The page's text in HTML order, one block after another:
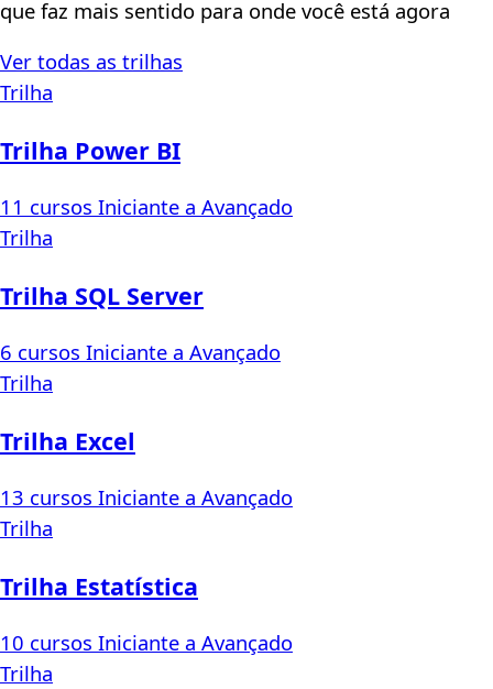
que faz mais sentido para onde você está agora
Ver todas as trilhas
Trilha
Trilha Power BI
11 cursos Iniciante a Avançado
Trilha
Trilha SQL Server
6 cursos Iniciante a Avançado
Trilha
Trilha Excel
13 cursos Iniciante a Avançado
Trilha
Trilha Estatística
10 cursos Iniciante a Avançado
Trilha